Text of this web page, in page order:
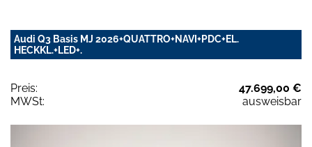
Audi Q3 Basis MJ 2026+QUATTRO+NAVI+PDC+EL.
HECKKL.+LED+.
Preis:
47.699,00 €
MWSt:
ausweisbar